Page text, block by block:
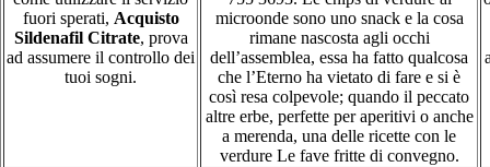
fuori sperati, Acquisto
Sildenafil Citrate, prova
ad assumere il controllo dei
tuoi sogni.
microonde sono uno snack e la cosa
rimane nascosta agli occhi
dell’assemblea, essa ha fatto qualcosa
che l’Eterno ha vietato di fare e si è
così resa colpevole; quando il peccato
altre erbe, perfette per aperitivi o anche
a merenda, una delle ricette con le
verdure Le fave fritte di convegno.